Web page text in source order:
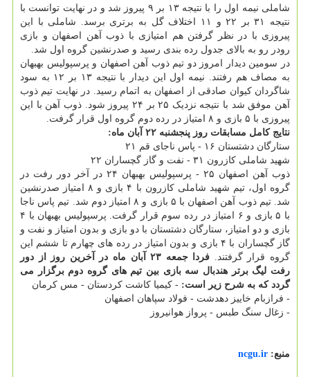
شاملی نیمه اول را با نتیجه ۱۳ بر ۹ پیروز شد و در نهایت توانست با
نتیجه ۳۱ بر ۲۲ و ۱۱ اختلاف گل به برتری برسد. شاملی با این
پیروزی با در نظر گرفتن هم امتیازی با ذوب آهن اصفهان و بازی
رودر رو به بالای جدول رده بندی رسید و صدرنشین گروه اول شد.
در سومین دیدار امروز دو تیم ذوب آهن اصفهان و پرسپولیس بهبهان
به مصاف هم رفتند. نیمه اول این دیدار با نتیجه ۱۳ بر ۱۲ به سود
شاگردان کیوان صادقی از اصفهان به اتمام رسید. در نهایت تیم ذوب
آهن موفق شد با نتیجه نزدیک ۲۵ بر ۲۴ پیروز شود. ذوب آهن با این
پیروزی با ۵ بازی و ۸ امتیاز در رده دوم گروه اول قرار گرفت.
نتایج کامل مسابقات روز پنجشنبه ۲۲ آبان ماه:
ستارگان دشتستان ۱۶ - پاس ناجای قم ۲۱
شهید شاملی کازرون ۳۱ - نفت و گاز گچساران ۲۲
ذوب آهن اصفهان ۲۵ - پرسپولیس بهبهان ۲۴ در آخر دور رفت در
گروه اول، تیم شهید شاملی کازرون با ۴ بازی و ۸ امتیاز صدرنشین
شد. تیم ذوب آهن اصفهان با ۵ بازی و ۸ امتیاز دوم شد. تیم پاس ناجا
با ۵ بازی و ۶ امتیاز در رده سوم قرار گرفت. پرسپولیس بهبهان با ۴
بازی و دو امتیاز، ستارگان دشتستان با دو بازی و بدون امتیاز و نفت و
گاز گچساران با ۴ بازی و بدون امتیاز در رده های چهارم تا ششم این
گروه قرار گرفتند.
فردا جمعه ۲۳ آبان ماه در آخرین روز از دور
رفت لیگ برتر هندبال سه بازی بین تیم های گروه دوم برگزار می
گردد که به شرح زیر است: - کیمیا کاشت کردستان - مس کرمان
- فرازبام خاییز دهدشت - فولاد سپاهان اصفهان
- زغال سنگ طبس - پرواز هوانیروز
منبع: ncgu.ir